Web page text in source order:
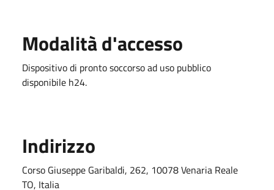
Modalità d'accesso
Dispositivo di pronto soccorso ad uso pubblico
disponibile h24.
Indirizzo
Corso Giuseppe Garibaldi, 262, 10078 Venaria Reale
TO, Italia